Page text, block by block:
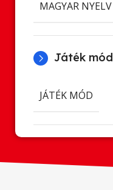
MAGYAR NYELV
Játék mód
JÁTÉK MÓD